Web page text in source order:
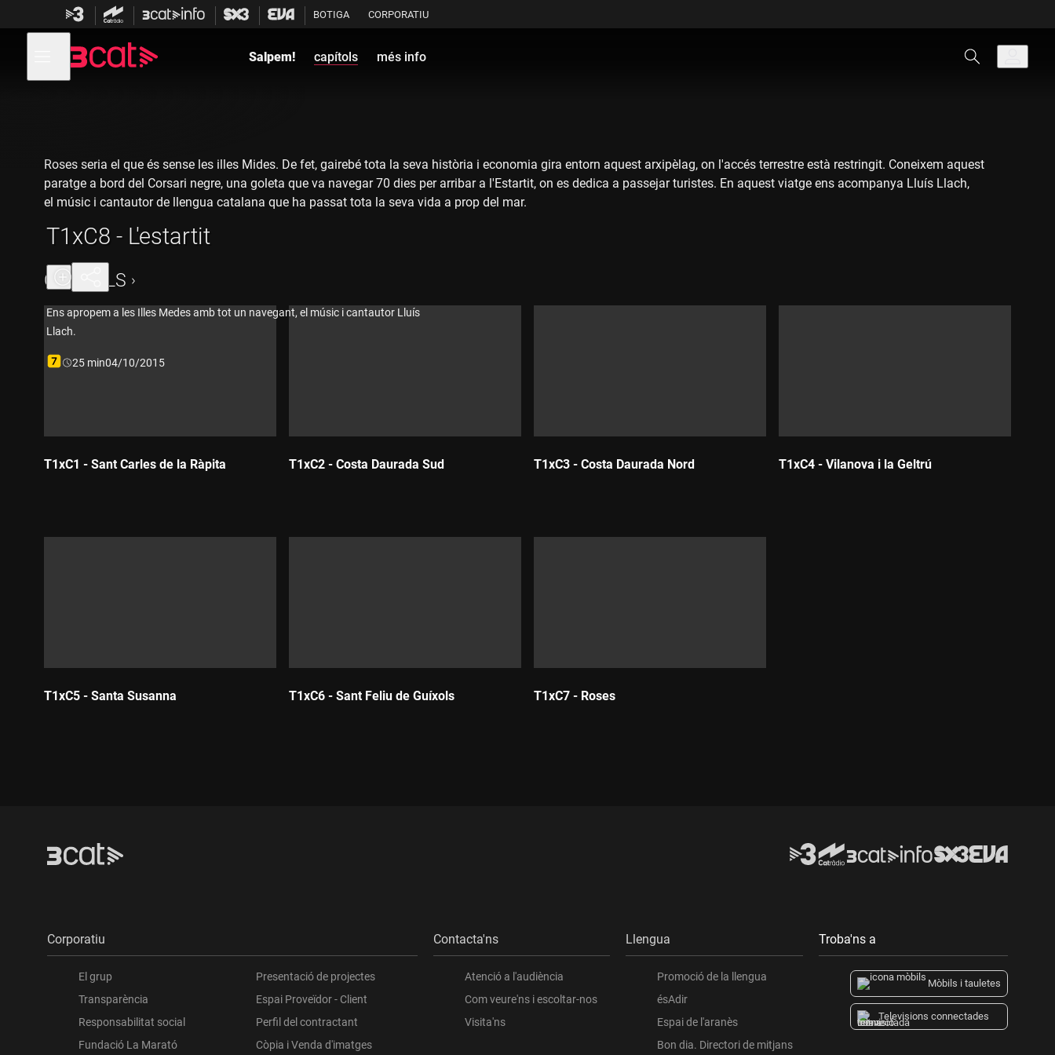
contingut
BOTIGA CORPORATIU
menú
de
Salpem! capítols més info
T1xC8 - L'estartit
Ens apropem a les Illes Medes amb tot un navegant, el músic i cantautor Lluís
Llach.
Durada:
25 min04/10/2015
Roses seria el que és sense les illes Mides. De fet, gairebé tota la seva història i economia gira entorn aquest arxipèlag, on l'accés terrestre està restringit. Coneixem aquest
paratge a bord del Corsari negre, una goleta que va navegar 70 dies per arribar a l'Estartit, on es dedica a passejar turistes. En aquest viatge ens acompanya Lluís Llach,
el músic i cantautor de llengua catalana que ha passat tota la seva vida a prop del mar.
CAPÍTOLS
T1xC1 - Sant Carles de la Ràpita T1xC2 - Costa Daurada Sud T1xC3 - Costa Daurada Nord T1xC4 - Vilanova i la Geltrú
T1xC5 - Santa Susanna T1xC6 - Sant Feliu de Guíxols T1xC7 - Roses
Corporatiu
El grup
Transparència
Responsabilitat social
Fundació La Marató
Presentació de projectes
Espai Proveïdor - Client
Perfil del contractant
Còpia i Venda d'imatges
Contacta'ns
Atenció a l'audiència
Com veure'ns i escoltar-nos
Visita'ns
Llengua
Promoció de la llengua
ésAdir
Espai de l'aranès
Bon dia. Directori de mitjans
Troba'ns a
Mòbils i tauletes
Televisions connectades